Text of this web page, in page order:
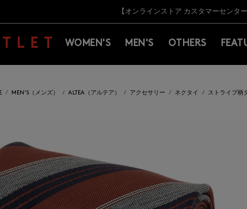
新規登録のお客様も対象！＜MY BARNEYS＞会員のお客様は
【夏季休業に伴う出荷一
【オンラインストア カスタマーセンタ
【夏季休業に伴う返品・交換承
熊本県を中心とした地震の
【開催中】SUMMER
新規登録のお客様も対象！＜MY BARNEYS＞会員のお客様は
【夏季休業に伴う出荷一
WOMEN'S MEN'S OTHERS
MEN'S（メンズ） ALTEA（アルテア） アクセサリー ネクタイ ストライプ柄